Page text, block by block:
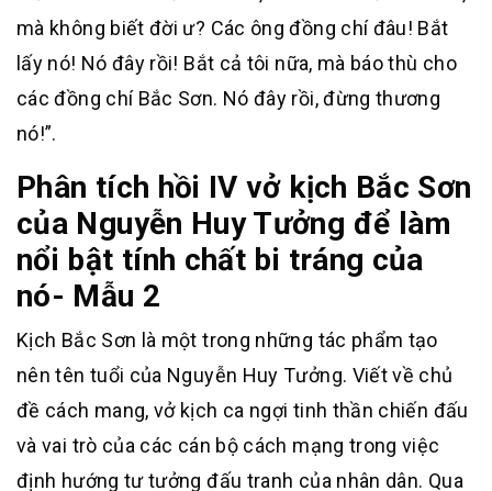
mà không biết đời ư? Các ông đồng chí đâu! Bắt
lấy nó! Nó đây rồi! Bắt cả tôi nữa, mà báo thù cho
các đồng chí Bắc Sơn. Nó đây rồi, đừng thương
nó!”.
Phân tích hồi IV vở kịch Bắc Sơn
của Nguyễn Huy Tưởng để làm
nổi bật tính chất bi tráng của
nó- Mẫu 2
Kịch Bắc Sơn là một trong những tác phẩm tạo
nên tên tuổi của Nguyễn Huy Tưởng. Viết về chủ
đề cách mang, vở kịch ca ngợi tinh thần chiến đấu
và vai trò của các cán bộ cách mạng trong việc
định hướng tư tưởng đấu tranh của nhân dân. Qua